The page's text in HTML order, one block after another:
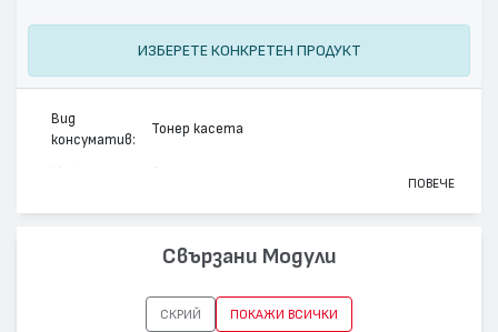
ИЗБЕРЕТЕ КОНКРЕТЕН ПРОДУКТ
Вид
консуматив:
Тонер касета
i-SENSYS MF645, i-SENSYS MF643, i-SENSYS
LBP621, i-SENSYS MF641, i-SENSYS LBP623
ПОВЕЧЕ
Свързани Модули
СКРИЙ ПОКАЖИ ВСИЧКИ